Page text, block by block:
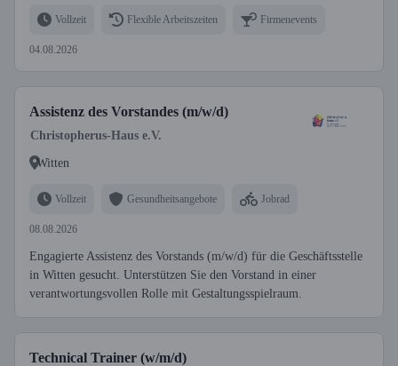
Vollzeit Flexible Arbeitszeiten Firmenevents
04.08.2026
Assistenz des Vorstandes (m/w/d)
Christopherus-Haus e.V.
Witten
Vollzeit Gesundheitsangebote Jobrad
08.08.2026
Engagierte Assistenz des Vorstands (m/w/d) für die Geschäftsstelle
in Witten gesucht. Unterstützen Sie den Vorstand in einer
verantwortungsvollen Rolle mit Gestaltungsspielraum.
Technical Trainer (w/m/d)